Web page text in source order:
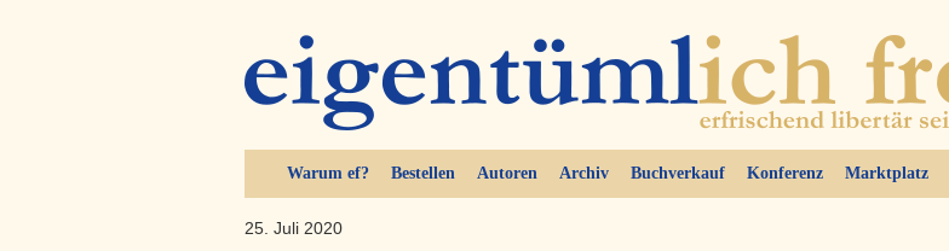
Warum ef? Bestellen Autoren Archiv Buchverkauf Konferenz Marktplatz
25. Juli 2020